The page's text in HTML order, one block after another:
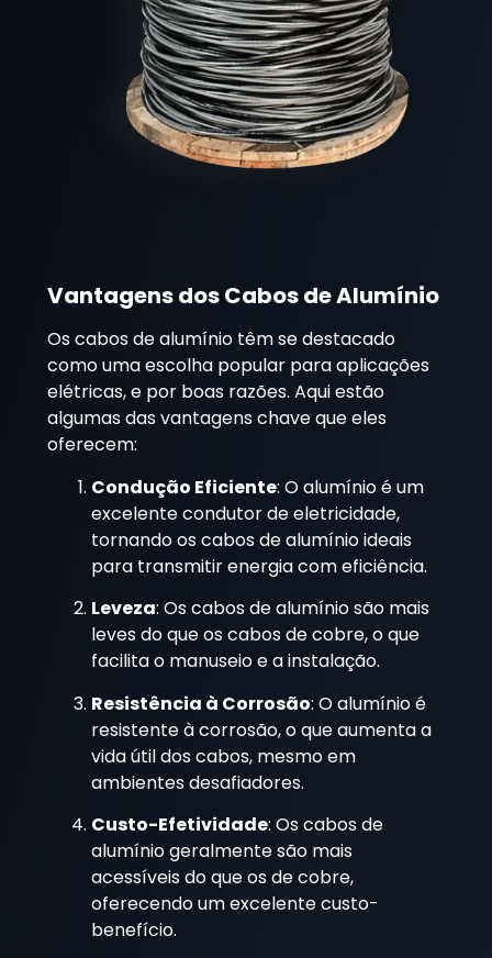
Vantagens dos Cabos de Alumínio
Os cabos de alumínio têm se destacado
como uma escolha popular para aplicações
elétricas, e por boas razões. Aqui estão
algumas das vantagens chave que eles
oferecem:
Condução Eficiente: O alumínio é um
excelente condutor de eletricidade,
tornando os cabos de alumínio ideais
para transmitir energia com eficiência.
Leveza: Os cabos de alumínio são mais
leves do que os cabos de cobre, o que
facilita o manuseio e a instalação.
Resistência à Corrosão: O alumínio é
resistente à corrosão, o que aumenta a
vida útil dos cabos, mesmo em
ambientes desafiadores.
Custo-Efetividade: Os cabos de
alumínio geralmente são mais
acessíveis do que os de cobre,
oferecendo um excelente custo-
benefício.